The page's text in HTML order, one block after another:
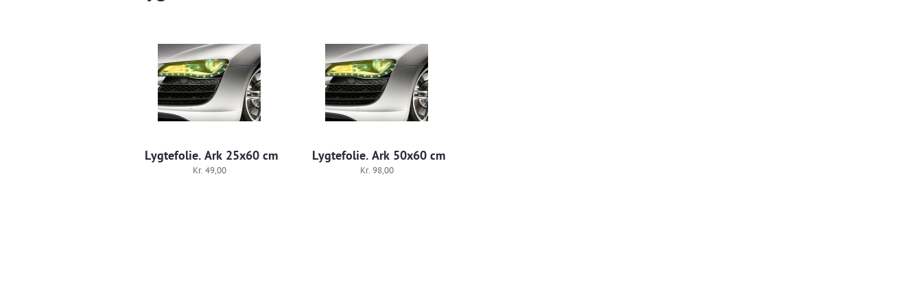
Lygtefolie. Ark 25x60 cm
Kr. 49,00
Lygtefolie. Ark 50x60 cm
Kr. 98,00